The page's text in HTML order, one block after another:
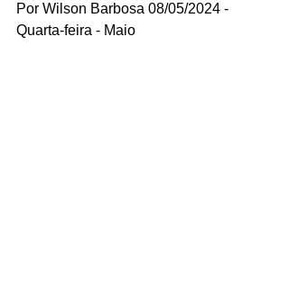
Por Wilson Barbosa 08/05/2024 -
Quarta-feira - Maio